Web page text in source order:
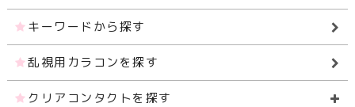
キーワードから探す
乱視用カラコンを探す
クリアコンタクトを探す